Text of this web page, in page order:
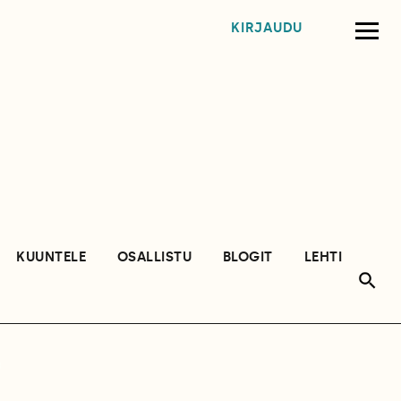
KIRJAUDU
KUUNTELE OSALLISTU BLOGIT
LEHTI